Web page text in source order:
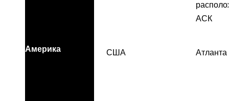
АСК
Америка США Атланта